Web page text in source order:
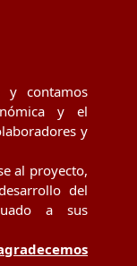
y contamos
y el
y
al proyecto,
del
a sus